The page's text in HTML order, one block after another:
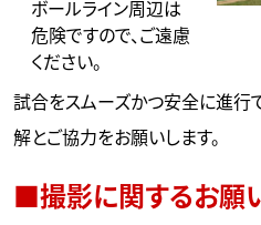
ボールライン周辺は
危険ですので、ご遠慮
ください。
試合をスムーズかつ安全に進行
解とご協力をお願いします。
■撮影に関するお願